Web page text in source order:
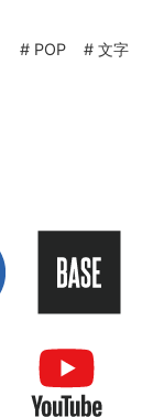
# POP # 文字